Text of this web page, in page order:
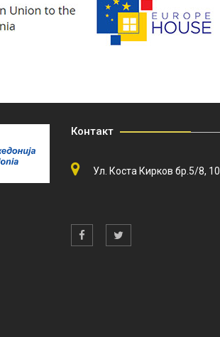
Контакт
Ул. Коста Кирков бр.5/8,